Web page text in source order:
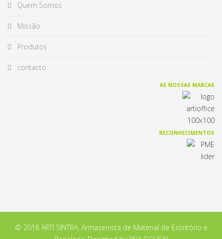
Quem Somos
Missão
Produtos
contacto
AS NOSSAS MARCAS
RECONHECIMENTOS
© 2016 ARTI SINTRA, Armazenista de Material de Escritório e